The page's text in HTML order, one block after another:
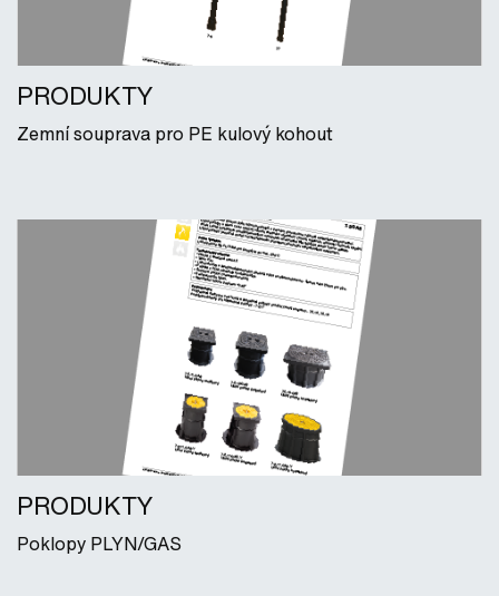
PRODUKTY
Zemní souprava pro PE kulový kohout
PRODUKTY
Poklopy PLYN/GAS